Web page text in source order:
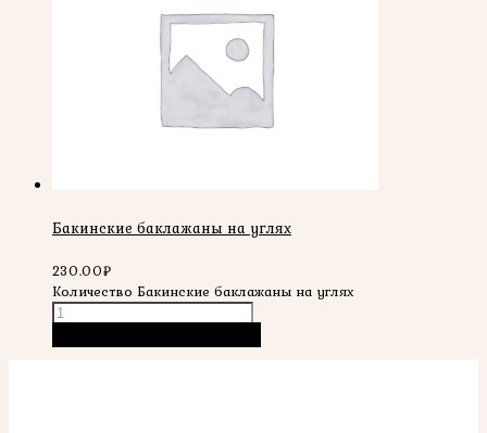
Бакинские баклажаны на углях
230.00₽
Количество Бакинские баклажаны на углях